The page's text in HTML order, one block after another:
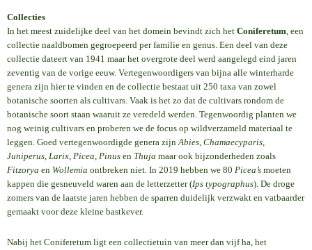
Collecties
In het meest zuidelijke deel van het domein bevindt zich het Coniferetum, een
collectie naaldbomen gegroepeerd per familie en genus. Een deel van deze
collectie dateert van 1941 maar het overgrote deel werd aangelegd eind jaren
zeventig van de vorige eeuw. Vertegenwoordigers van bijna alle winterharde
genera zijn hier te vinden en de collectie bestaat uit 250 taxa van zowel
botanische soorten als cultivars. Vaak is het zo dat de cultivars rondom de
botanische soort staan waaruit ze veredeld werden. Tegenwoordig planten we
nog weinig cultivars en proberen we de focus op wildverzameld materiaal te
leggen. Goed vertegenwoordigde genera zijnAbies, Chamaecyparis,
Juniperus, Larix, Picea, Pinus en Thuja maar ook bijzonderheden zoals
Fitzorya en Wollemia ontbreken niet. In 2019 hebben we 80 Picea’s moeten
kappen die gesneuveld waren aan de letterzetter (Ips typographus). De droge
zomers van de laatste jaren hebben de sparren duidelijk verzwakt en vatbaarder
gemaakt voor deze kleine bastkever.
Nabij het Coniferetum ligt een collectietuin van meer dan vijf ha, het